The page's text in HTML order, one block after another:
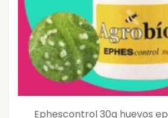
Ephescontrol 30g huevos